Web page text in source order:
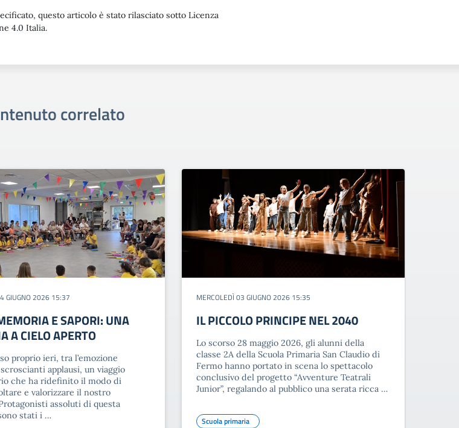
questo articolo è stato rilasciato sotto Licenza
4.0 Italia.
correlato
GIUGNO 2026 15:37
E SAPORI: UNA
A CIELO APERTO
proprio ieri, tra l’emozione
applausi, un viaggio
che ha ridefinito il modo di
e valorizzare il nostro
assoluti di questa
stati i …
MERCOLEDÌ 03 GIUGNO 2026 15:35
IL PICCOLO PRINCIPE NEL 2040
Lo scorso 28 maggio 2026, gli alunni della
classe 2A della Scuola Primaria San Claudio di
Fermo hanno portato in scena lo spettacolo
conclusivo del progetto “Avventure Teatrali
Junior”, regalando al pubblico una serata ricca …
Scuola primaria